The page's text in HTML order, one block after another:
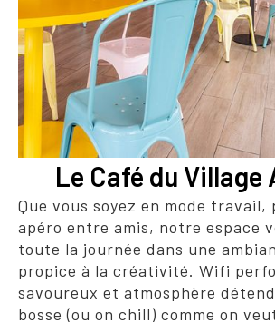
Le Café du Village
Que vous soyez en mode travail,
apéro entre amis, notre espace
toute la journée dans une
propice à la créativité. Wifi
savoureux et atmosphère
bosse (ou on chill) comme on